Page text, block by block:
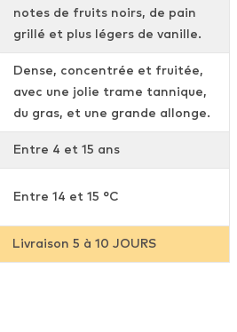
notes de fruits noirs, de pain
grillé et plus légers de vanille.
Dense, concentrée et fruitée,
avec une jolie trame tannique,
du gras, et une grande allonge.
Entre 4 et 15 ans
Entre 14 et 15 °C
Livraison 5 à 10 JOURS